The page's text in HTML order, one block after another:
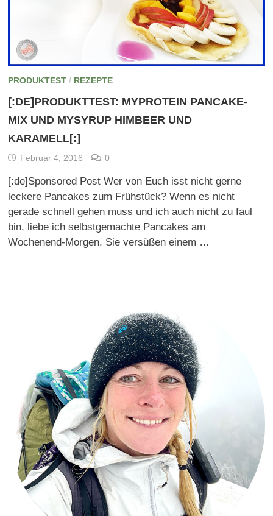
PRODUKTEST/ REZEPTE
[:DE]PRODUKTTEST: MYPROTEIN PANCAKE-
MIX UND MYSYRUP HIMBEER UND
KARAMELL[:]
Februar 4, 2016 0
[:de]Sponsored Post Wer von Euch isst nicht gerne
leckere Pancakes zum Frühstück? Wenn es nicht
gerade schnell gehen muss und ich auch nicht zu faul
bin, liebe ich selbstgemachte Pancakes am
Wochenend-Morgen. Sie versüßen einem …